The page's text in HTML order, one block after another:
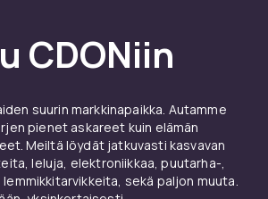
kasinojalilla ja pehmealla
valikoimammekeittiötuolit ja
olemassa olevaan
Varvrikas baarituoli voi olla
element, kun taas neutraali
tahansa sisustustyyliin.
CDONiin
suurin markkinapaikka. Autamme
pienet askareet kuin elämän
Meiltä löydät jatkuvasti kasvavan
leluja, elektroniikkaa, puutarha-,
sekä paljon muuta.